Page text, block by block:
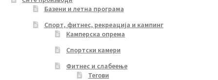
Базени и летна програма
Спорт, фитнес, рекреација и кампинг
Камперска опрема
Спортски камери
Фитнес и слабеење
Тегови